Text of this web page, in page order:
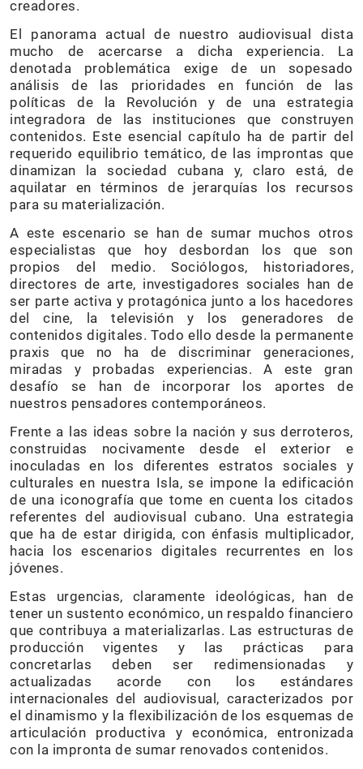
creadores.
El panorama actual de nuestro audiovisual dista
mucho de acercarse a dicha experiencia. La
denotada problemática exige de un sopesado
análisis de las prioridades en función de las
políticas de la Revolución y de una estrategia
integradora de las instituciones que construyen
contenidos. Este esencial capítulo ha de partir del
requerido equilibrio temático, de las improntas que
dinamizan la sociedad cubana y, claro está, de
aquilatar en términos de jerarquías los recursos
para su materialización.
A este escenario se han de sumar muchos otros
especialistas que hoy desbordan los que son
propios del medio. Sociólogos, historiadores,
directores de arte, investigadores sociales han de
ser parte activa y protagónica junto a los hacedores
del cine, la televisión y los generadores de
contenidos digitales. Todo ello desde la permanente
praxis que no ha de discriminar generaciones,
miradas y probadas experiencias. A este gran
desafío se han de incorporar los aportes de
nuestros pensadores contemporáneos.
Frente a las ideas sobre la nación y sus derroteros,
construidas nocivamente desde el exterior e
inoculadas en los diferentes estratos sociales y
culturales en nuestra Isla, se impone la edificación
de una iconografía que tome en cuenta los citados
referentes del audiovisual cubano. Una estrategia
que ha de estar dirigida, con énfasis multiplicador,
hacia los escenarios digitales recurrentes en los
jóvenes.
Estas urgencias, claramente ideológicas, han de
tener un sustento económico, un respaldo financiero
que contribuya a materializarlas. Las estructuras de
producción vigentes y las prácticas para
concretarlas deben ser redimensionadas y
actualizadas acorde con los estándares
internacionales del audiovisual, caracterizados por
el dinamismo y la flexibilización de los esquemas de
articulación productiva y económica, entronizada
con la impronta de sumar renovados contenidos.